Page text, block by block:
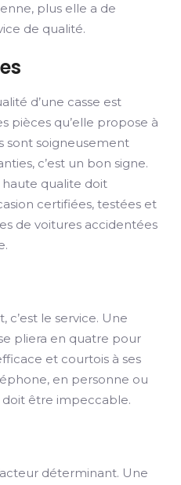
plus elle a de
de qualité.
d’une casse est
pièces qu’elle propose à
sont soigneusement
c’est un bon signe.
qualite doit
certifiées, testées et
de voitures accidentées
le service. Une
pliera en quatre pour
et courtois à ses
en personne ou
doit être impeccable.
déterminant. Une